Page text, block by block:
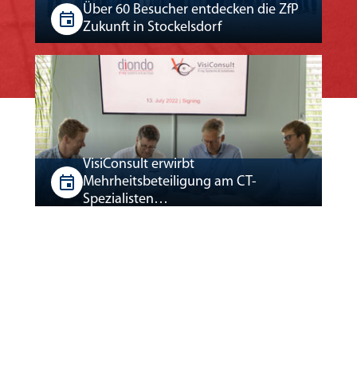
Über 60 Besucher entdecken die ZfP
Zukunft in Stockelsdorf
VisiConsult erwirbt
Mehrheitsbeteiligung am CT-
Spezialisten…